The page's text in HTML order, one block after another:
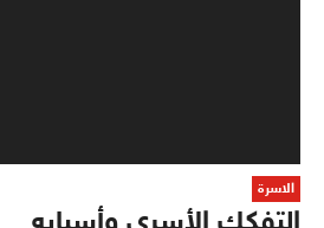
الاسرة